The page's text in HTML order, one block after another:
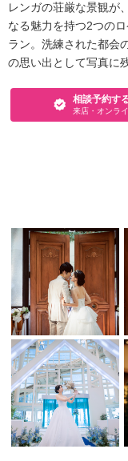
レンガの荘厳な景観が
なる魅力を持つ2つの
ラン。洗練された都会
の思い出として写真に
相談予約す
来店・オンラ